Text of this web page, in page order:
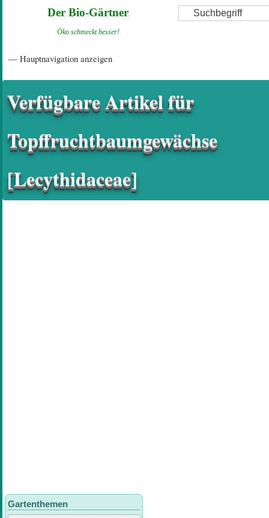
Suche
Der Bio-Gärtner
Öko schmeckt besser!
— Hauptnavigation anzeigen
Verfügbare Artikel für
Topffruchtbaumgewächse
[Lecythidaceae]
Gartenthemen